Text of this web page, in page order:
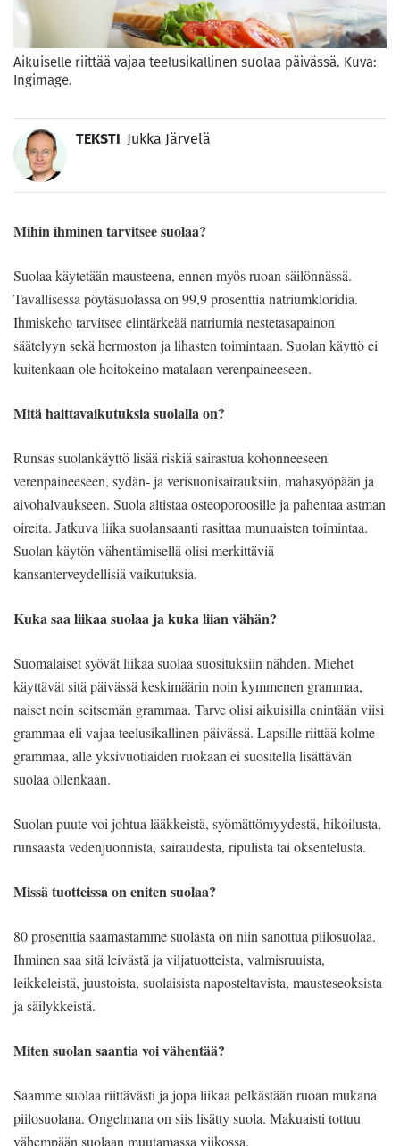
Aikuiselle riittää vajaa teelusikallinen suolaa päivässä. Kuva:
Ingimage.
TEKSTI Jukka Järvelä
Mihin ihminen tarvitsee suolaa?
Suolaa käytetään mausteena, ennen myös ruoan säilönnässä.
Tavallisessa pöytäsuolassa on 99,9 prosenttia natriumkloridia.
Ihmiskeho tarvitsee elintärkeää natriumia nestetasapainon
säätelyyn sekä hermoston ja lihasten toimintaan. Suolan käyttö ei
kuitenkaan ole hoitokeino matalaan verenpaineeseen.
Mitä haittavaikutuksia suolalla on?
Runsas suolankäyttö lisää riskiä sairastua kohonneeseen
verenpaineeseen, sydän- ja verisuonisairauksiin, mahasyöpään ja
aivohalvaukseen. Suola altistaa osteoporoosille ja pahentaa astman
oireita. Jatkuva liika suolansaanti rasittaa munuaisten toimintaa.
Suolan käytön vähentämisellä olisi merkittäviä
kansanterveydellisiä vaikutuksia.
Kuka saa liikaa suolaa ja kuka liian vähän?
Suomalaiset syövät liikaa suolaa suosituksiin nähden. Miehet
käyttävät sitä päivässä keskimäärin noin kymmenen grammaa,
naiset noin seitsemän grammaa. Tarve olisi aikuisilla enintään viisi
grammaa eli vajaa teelusikallinen päivässä. Lapsille riittää kolme
grammaa, alle yksivuotiaiden ruokaan ei suositella lisättävän
suolaa ollenkaan.
Suolan puute voi johtua lääkkeistä, syömättömyydestä, hikoilusta,
runsaasta vedenjuonnista, sairaudesta, ripulista tai oksentelusta.
Missä tuotteissa on eniten suolaa?
80 prosenttia saamastamme suolasta on niin sanottua piilosuolaa.
Ihminen saa sitä leivästä ja viljatuotteista, valmisruuista,
leikkeleistä, juustoista, suolaisista naposteltavista, mausteseoksista
ja säilykkeistä.
Miten suolan saantia voi vähentää?
Saamme suolaa riittävästi ja jopa liikaa pelkästään ruoan mukana
piilosuolana. Ongelmana on siis lisätty suola. Makuaisti tottuu
vähempään suolaan muutamassa viikossa.